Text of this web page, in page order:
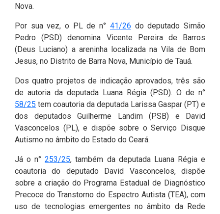
Nova.
Por sua vez, o PL de n° 41/26 do deputado Simão
Pedro (PSD) denomina Vicente Pereira de Barros
(Deus Luciano) a areninha localizada na Vila de Bom
Jesus, no Distrito de Barra Nova, Município de Tauá.
Dos quatro projetos de indicação aprovados, três são
de autoria da deputada Luana Régia (PSD). O de n°
58/25 tem coautoria da deputada Larissa Gaspar (PT) e
dos deputados Guilherme Landim (PSB) e David
Vasconcelos (PL), e dispõe sobre o Serviço Disque
Autismo no âmbito do Estado do Ceará.
Já o n°253/25, também da deputada Luana Régia e
coautoria do deputado David Vasconcelos, dispõe
sobre a criação do Programa Estadual de Diagnóstico
Precoce do Transtorno do Espectro Autista (TEA), com
uso de tecnologias emergentes no âmbito da Rede